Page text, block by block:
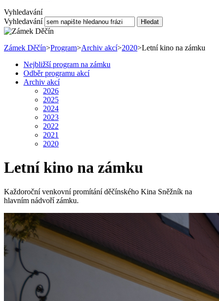
Vyhledavání
Vyhledavání
Hledat
Zámek Děčín>Program>Archiv akcí>2020>Letní kino na zámku
Nejbližší program na zámku
Odběr programu akcí
Archiv akcí
2026
2025
2024
2023
2022
2021
2020
Letní kino na zámku
Každoroční venkovní promítání děčínského Kina Sněžník na
hlavním nádvoří zámku.